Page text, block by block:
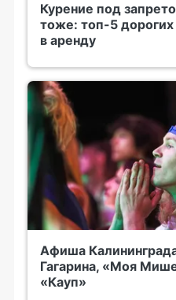
Курение под
тоже: топ-5
в аренду
Афиша
Гагарина, «Моя
«Кауп»